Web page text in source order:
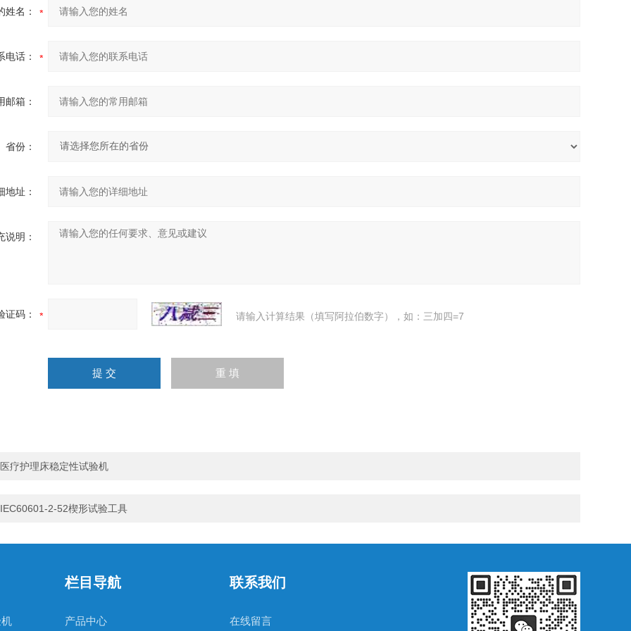
姓名：
电话：
邮箱：
省份：
地址：
说明：
证码： 请输入计算结果（填写阿拉伯数字），如：三加四=7
医疗护理床稳定性试验机
IEC60601-2-52楔形试验工具
栏目导航
产品中心
联系我们
在线留言